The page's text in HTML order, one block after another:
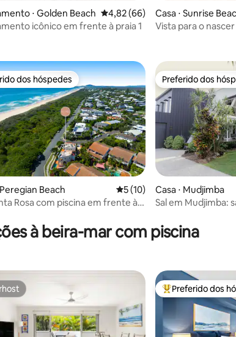
média de 5, 154 avaliações
⋅ Golden Beach 4,82 de uma avaliação média
4,82 (66)
icônico em frente à praia 1
Casa ⋅ Sunrise
Vista para o
média de 5, 171 avaliações
dos hóspedes
dos hóspedes
Beach 5 de uma avaliação média
5 (10)
Rosa com piscina em frente à
Preferido dos
Preferido dos
Casa ⋅ Mudjimba
Sal em Mudjimba:
à beira-mar com piscina
Entre os melhores
Preferido dos